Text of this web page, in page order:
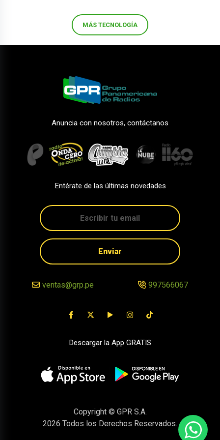
MÁS TECNOLOGÍA
Anuncia con nosotros, contáctanos
Entérate de las últimas novedades
Enviar
ventas@grp.pe 997566067
Descargar la App GRATIS
Copyright © GPR S.A.
2026 Todos los Derechos Reservados.